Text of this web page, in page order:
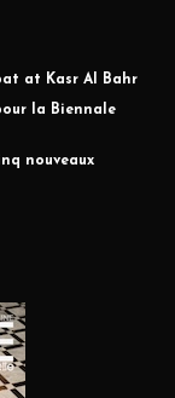
at Kasr Al Bahr
la Biennale
nouveaux